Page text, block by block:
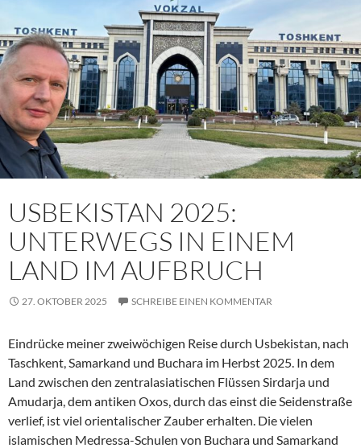
USBEKISTAN 2025:
UNTERWEGS IN EINEM
LAND IM AUFBRUCH
27. OKTOBER 2025 SCHREIBE EINEN KOMMENTAR
Eindrücke meiner zweiwöchigen Reise durch Usbekistan, nach
Taschkent, Samarkand und Buchara im Herbst 2025. In dem
Land zwischen den zentralasiatischen Flüssen Sirdarja und
Amudarja, dem antiken Oxos, durch das einst die Seidenstraße
verlief, ist viel orientalischer Zauber erhalten. Die vielen
islamischen Medressa-Schulen von Buchara und Samarkand